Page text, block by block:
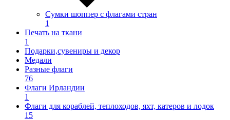
Сумки шоппер с флагами стран
1
Печать на ткани
1
Подарки,сувениры и декор
Медали
Разные флаги
76
Флаги Ирландии
1
Флаги для кораблей, теплоходов, яхт, катеров и лодок
15